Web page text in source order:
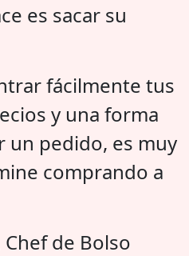
es sacar su
fácilmente tus
y una forma
un pedido, es muy
comprando a
de Bolso